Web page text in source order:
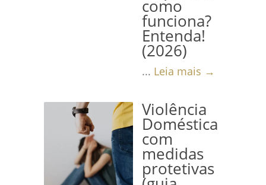
como
funciona?
Entenda!
(2026)
... Leia mais →
Violência
Doméstica
com
medidas
protetivas